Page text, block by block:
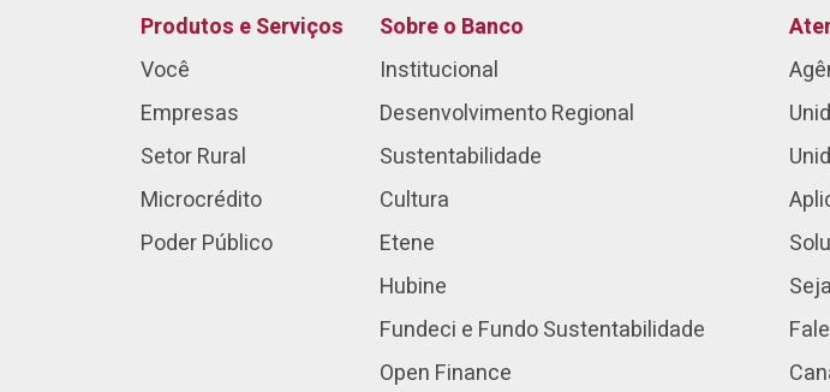
Produtos e Serviços
Você
Empresas
Setor Rural
Microcrédito
Poder Público
Sobre o Banco
Institucional
Desenvolvimento Regional
Sustentabilidade
Cultura
Etene
Hubine
Fundeci e Fundo Sustentabilidade
Open Finance